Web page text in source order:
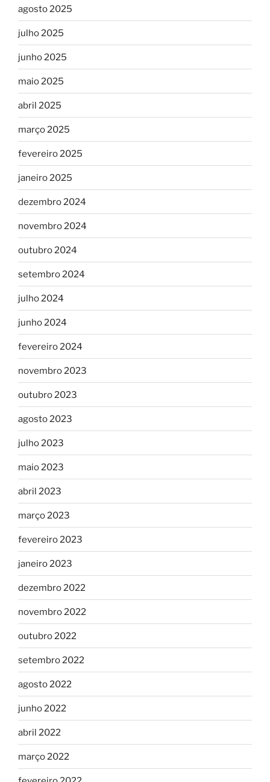
agosto 2025
julho 2025
junho 2025
maio 2025
abril 2025
março 2025
fevereiro 2025
janeiro 2025
dezembro 2024
novembro 2024
outubro 2024
setembro 2024
julho 2024
junho 2024
fevereiro 2024
novembro 2023
outubro 2023
agosto 2023
julho 2023
maio 2023
abril 2023
março 2023
fevereiro 2023
janeiro 2023
dezembro 2022
novembro 2022
outubro 2022
setembro 2022
agosto 2022
junho 2022
abril 2022
março 2022